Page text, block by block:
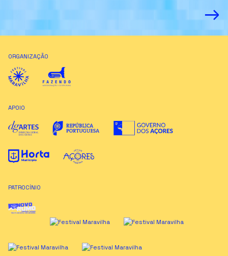
→
ORGANIZAÇÃO
APOIO
PATROCÍNIO